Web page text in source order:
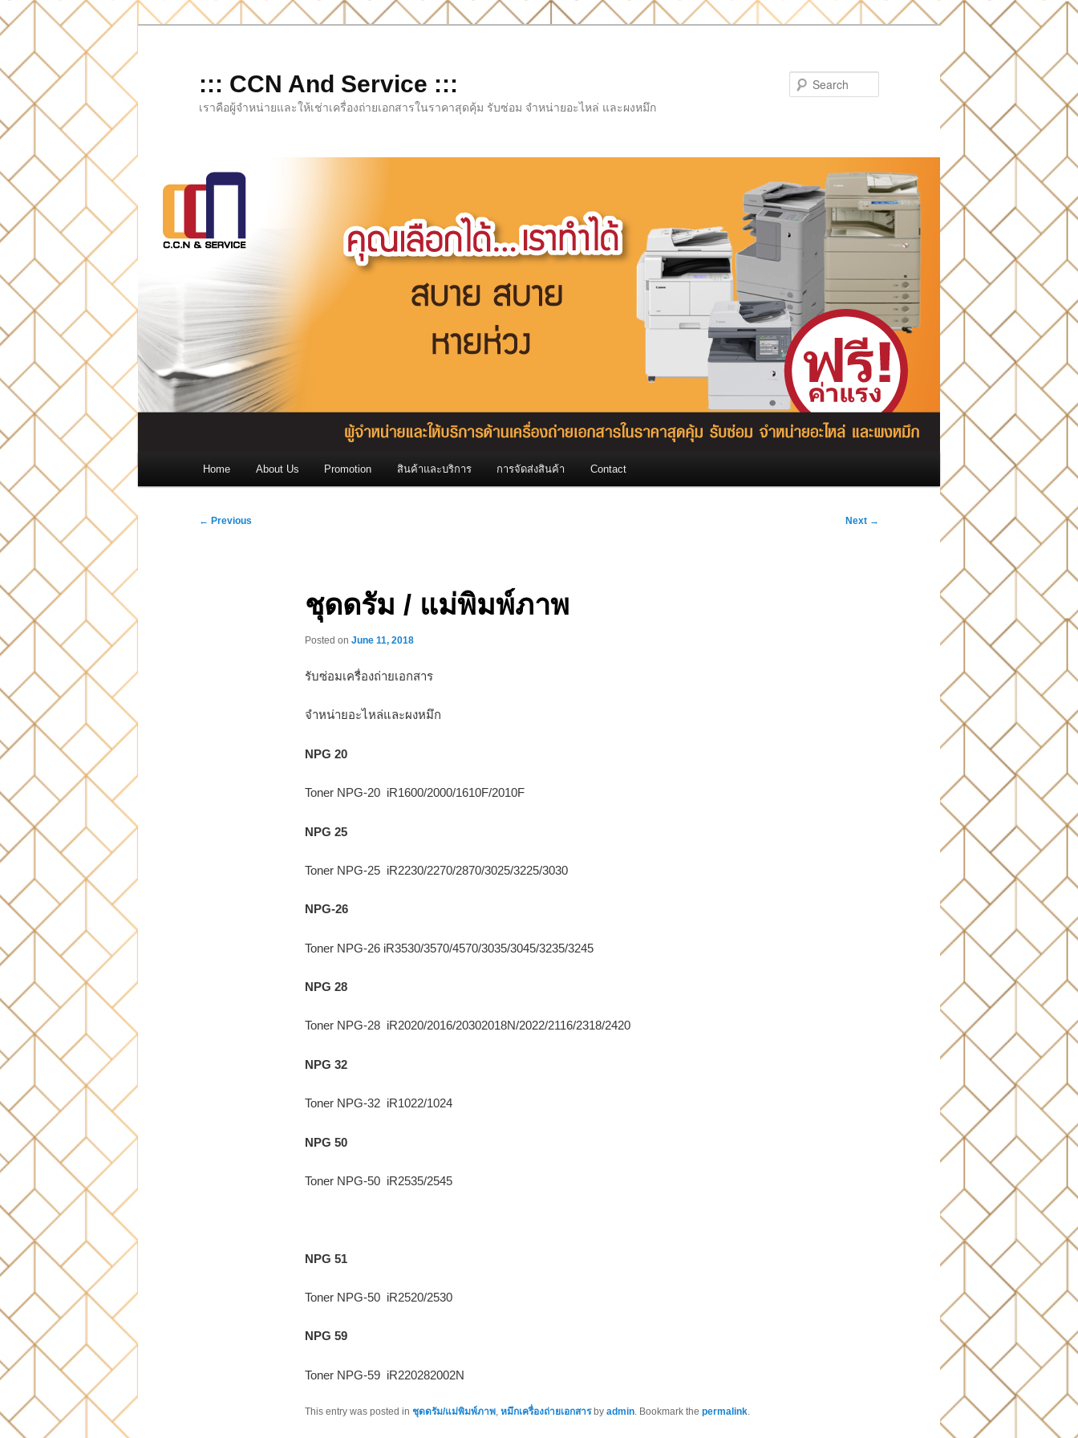
Skip
primary
content
::: CCN And Service :::
เราคือผู้จำหน่ายและให้เช่าเครื่องถ่ายเอกสารในราคาสุดคุ้ม รับซ่อม จำหน่ายอะไหล่ และผงหมึก
Home About Us Promotion สินค้าและบริการ การจัดส่งสินค้า Contact
Post
← Previous Next →
ชุดดรัม / แม่พิมพ์ภาพ
Posted on June 11, 2018
รับซ่อมเครื่องถ่ายเอกสาร
จำหน่ายอะไหล่และผงหมึก
NPG 20
Toner NPG-20 iR1600/2000/1610F/2010F
NPG 25
Toner NPG-25 iR2230/2270/2870/3025/3225/3030
NPG-26
Toner NPG-26 iR3530/3570/4570/3035/3045/3235/3245
NPG 28
Toner NPG-28 iR2020/2016/20302018N/2022/2116/2318/2420
NPG 32
Toner NPG-32 iR1022/1024
NPG 50
Toner NPG-50 iR2535/2545
NPG 51
Toner NPG-50 iR2520/2530
NPG 59
Toner NPG-59 iR220282002N
This entry was posted in ชุดดรัม/แม่พิมพ์ภาพ, หมึกเครื่องถ่ายเอกสารby admin. Bookmark the permalink.